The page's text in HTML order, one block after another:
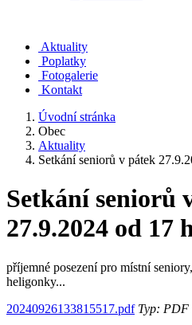
Aktuality
Poplatky
Fotogalerie
Kontakt
Úvodní stránka
Obec
Aktuality
Setkání seniorů v pátek
Setkání seniorů
27.9.2024 od 17
příjemné posezení pro místní
heligonky...
20240926133815517.pdfTyp: PDF